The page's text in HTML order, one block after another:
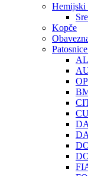
Hemijski
Kopče